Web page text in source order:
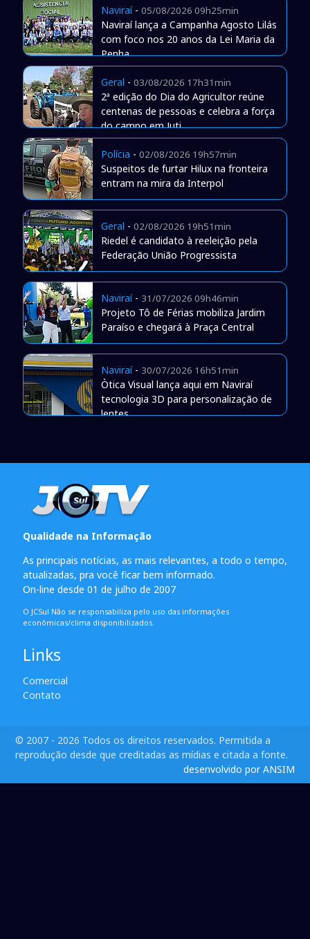
Naviraí- 05/08/2026 09h25min
Naviraí lança a Campanha Agosto Lilás
com foco nos 20 anos da Lei Maria da
Penha
Geral - 03/08/2026 17h31min
2ª edição do Dia do Agricultor reúne
centenas de pessoas e celebra a força
do campo em Juti
Polícia - 02/08/2026 19h57min
Suspeitos de furtar Hilux na fronteira
entram na mira da Interpol
Geral - 02/08/2026 19h51min
Riedel é candidato à reeleição pela
Federação União Progressista
Naviraí- 31/07/2026 09h46min
Projeto Tô de Férias mobiliza Jardim
Paraíso e chegará à Praça Central
Naviraí- 30/07/2026 16h51min
Òtica Visual lança aqui em Naviraí
tecnologia 3D para personalização de
lentes
Qualidade na Informação
As principais notícias, as mais relevantes, a todo o tempo,
atualizadas, pra você ficar bem informado.
On-line desde 01 de julho de 2007
O JCSul Não se responsabiliza pelo uso das informações
econômicas/clima disponibilizados.
Links
Comercial
Contato
© 2007 - 2026 Todos os direitos reservados. Permitida a
reprodução desde que creditadas as mídias e citada a fonte.
desenvolvido por ANSIM